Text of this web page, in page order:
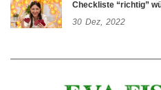
Checkliste “richtig”
30 Dez, 2022